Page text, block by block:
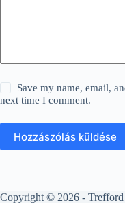
Save my name, email,
next time I comment.
Hozzászólás küldése
Copyright © 2026 - Trefford